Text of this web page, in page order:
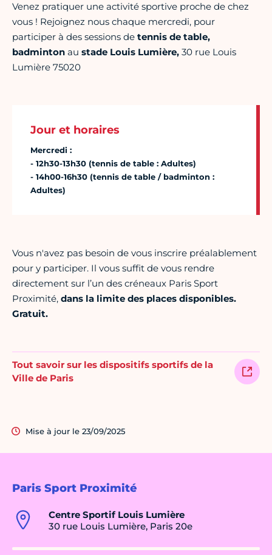
Paris Sport Proximité
Centre Sportif Louis Lumière
30 rue Louis Lumière, Paris 20e
Venez pratiquer une activité sportive proche de chez
vous ! Rejoignez nous chaque mercredi, pour
participer à des sessions de tennis de table,
badminton au stade Louis Lumière, 30 rue Louis
Lumière 75020
Jour et horaires
Mercredi :
- 12h30-13h30 (tennis de table : Adultes)
- 14h00-16h30 (tennis de table / badminton :
Adultes)
Vous n'avez pas besoin de vous inscrire préalablement
pour y participer. Il vous suffit de vous rendre
directement sur l’un des créneaux Paris Sport
Proximité, dans la limite des places disponibles.
Gratuit.
Tout savoir sur les dispositifs sportifs de la
Ville de Paris
Mise à jour le 23/09/2025